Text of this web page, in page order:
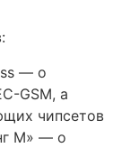
— о
GSM, а
чипсетов
М» — о